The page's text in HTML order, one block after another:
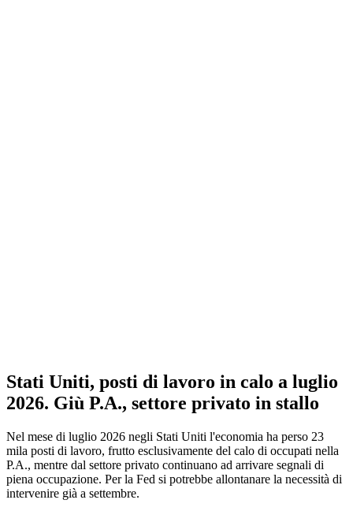
Stati Uniti, posti di lavoro in calo a luglio
2026. Giù P.A., settore privato in stallo
Nel mese di luglio 2026 negli Stati Uniti l'economia ha perso 23
mila posti di lavoro, frutto esclusivamente del calo di occupati nella
P.A., mentre dal settore privato continuano ad arrivare segnali di
piena occupazione. Per la Fed si potrebbe allontanare la necessità di
intervenire già a settembre.